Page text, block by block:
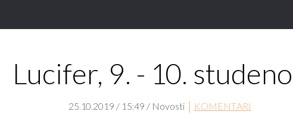
Lucifer, 9. - 10.
25.10.2019 / 15:49 / Novosti KOMENTARI